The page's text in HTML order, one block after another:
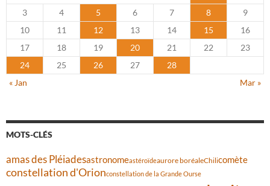
3
4 5 6 7 8
9
10
11 12 13 14 15
16
17
18 19 20 21 22
23
24
25 26 27
28
« Jan
Mar »
MOTS-CLÉS
amas des Pléiadesastronomeastéroïdeaurore boréaleChilicomète
constellation d'Orionconstellation de la Grande Ourse